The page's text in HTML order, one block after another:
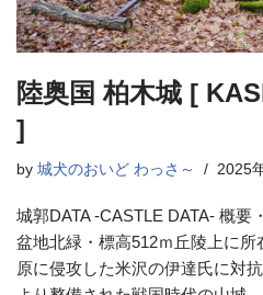
陸奥国 柏木城 [
]
by 城犬のおいど わっさ～ 2025
城郭DATA -CASTLE DATA- 概要
盆地北緑・標高512ｍ丘陵上に
原に侵攻した米沢の伊達氏に対